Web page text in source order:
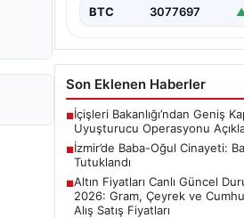
BTC 3077697
Son Eklenen Haberler
■İçişleri Bakanlığı’ndan Geniş
Uyuşturucu Operasyonu
■İzmir’de Baba-Oğul Cinayeti:
Tutuklandı
■Altın Fiyatları Canlı Güncel
2026: Gram, Çeyrek ve
Alış Satış Fiyatları